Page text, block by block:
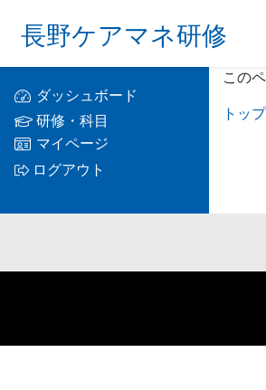
長野ケアマネ研修
ダッシュボード
研修・科目
マイページ
ログアウト
この
トッ